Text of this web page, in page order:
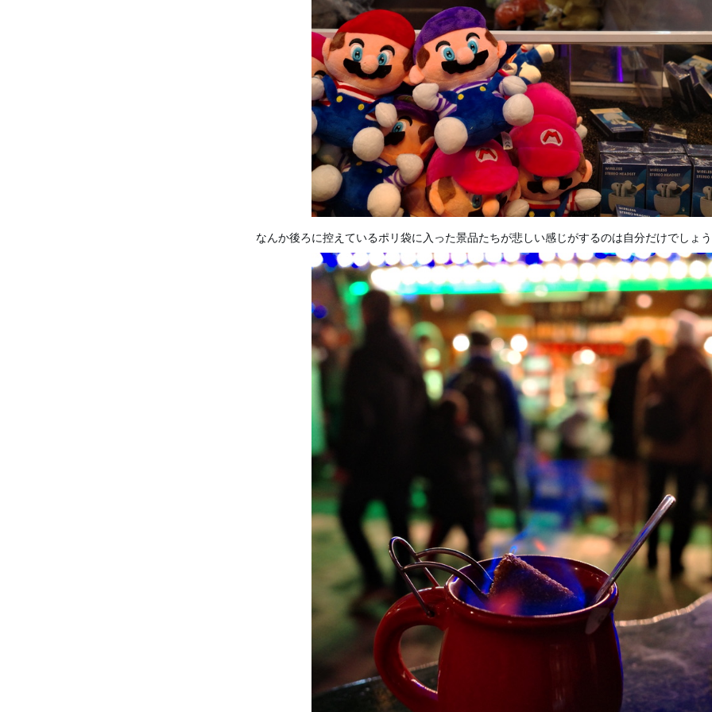
なんか後ろに控えているポリ袋に入った景品たちが悲しい感じがするのは自分だけでしょ